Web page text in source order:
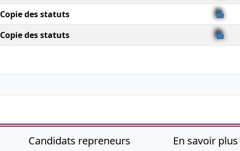
Copie des statuts
Copie des statuts
Candidats repreneurs En savoir plus